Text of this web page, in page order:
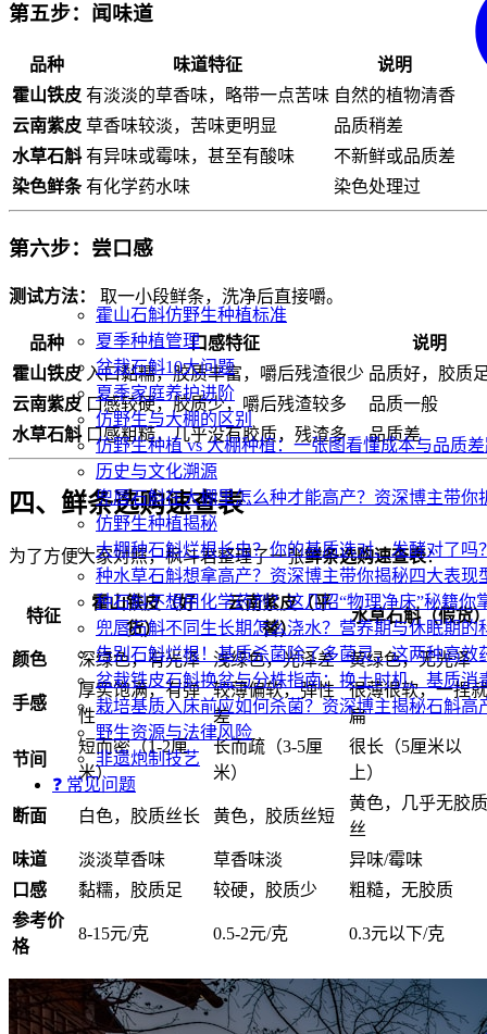
霍山石斛仿野生种植标准
夏季种植管理
盆栽石斛10大问题
夏季家庭养护进阶
仿野生与大棚的区别
仿野生种植 vs 大棚种植：一张图看懂成本与品质
历史与文化溯源
兜唇石斛在大棚里怎么种才能高产？资深博主带你
仿野生种植揭秘
大棚种石斛烂根长虫？你的基质选对、发酵对了吗
种水草石斛想拿高产？资深博主带你揭秘四大表现
种石斛不想用化学药剂？这几招“物理净床”秘籍你
兜唇石斛不同生长期怎么浇水？营养期与休眠期的
告别石斛烂根！基质杀菌除了多菌灵，这两种高效
盆栽铁皮石斛换盆与分株指南：换土时机、基质消
栽培基质入床前应如何杀菌？资深博主揭秘石斛高
野生资源与法律风险
非遗炮制技艺
❓ 常见问题
第五步：闻味道
品种 味道特征
说明
霍山铁皮 有淡淡的草香味，略带一点苦味 自然的植物清香
云南紫皮 草香味较淡，苦味更明显
品质稍差
水草石斛 有异味或霉味，甚至有酸味
不新鲜或品质差
染色鲜条 有化学药水味 染色处理过
第六步：尝口感
测试方法： 取一小段鲜条，洗净后直接嚼。
品种 口感特征
说明
霍山铁皮 入口黏糯，胶质丰富，嚼后残渣很少 品质好，胶质
云南紫皮 口感较硬，胶质少，嚼后残渣较多
品质一般
水草石斛 口感粗糙，几乎没有胶质，残渣多 品质差
四、鲜条选购速查表
为了方便大家对照，枫斗君整理了一张鲜条选购速查表：
特征
霍山铁皮（好
货）
云南紫皮（平
替）
水草石斛（假货
颜色 深绿色，有光泽 浅绿色，光泽差 黄绿色，无光泽
手感
厚实饱满，有弹
性
较薄偏软，弹性
差
很薄很软，一捏就
扁
节间
短而密（1-2厘
米）
长而疏（3-5厘
米）
很长（5厘米以
上）
断面 白色，胶质丝长 黄色，胶质丝短
黄色，几乎无胶质
丝
味道
淡淡草香味 草香味淡
异味/霉味
口感
黏糯，胶质足 较硬，胶质少
粗糙，无胶质
参考价
格
8-15元/克 0.5-2元/克 0.3元以下/克